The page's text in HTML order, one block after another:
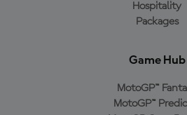
Hospitality
Packages
Game Hub
MotoGP™
MotoGP™